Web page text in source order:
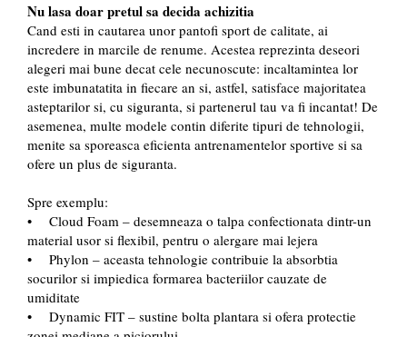
Nu lasa doar pretul sa decida achizitia
Cand esti in cautarea unor pantofi sport de calitate, ai
incredere in marcile de renume. Acestea reprezinta deseori
alegeri mai bune decat cele necunoscute: incaltamintea lor
este imbunatatita in fiecare an si, astfel, satisface majoritatea
asteptarilor si, cu siguranta, si partenerul tau va fi incantat! De
asemenea, multe modele contin diferite tipuri de tehnologii,
menite sa sporeasca eficienta antrenamentelor sportive si sa
ofere un plus de siguranta.
Spre exemplu:
• Cloud Foam – desemneaza o talpa confectionata dintr-un
material usor si flexibil, pentru o alergare mai lejera
• Phylon – aceasta tehnologie contribuie la absorbtia
socurilor si impiedica formarea bacteriilor cauzate de
umiditate
• Dynamic FIT – sustine bolta plantara si ofera protectie